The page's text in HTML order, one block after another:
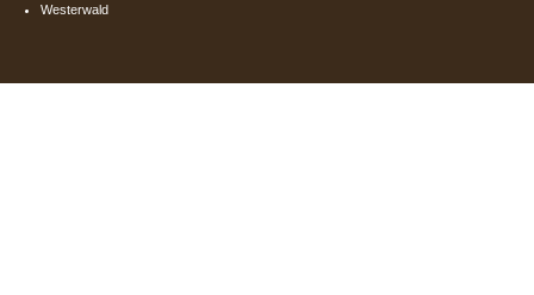
Westerwald